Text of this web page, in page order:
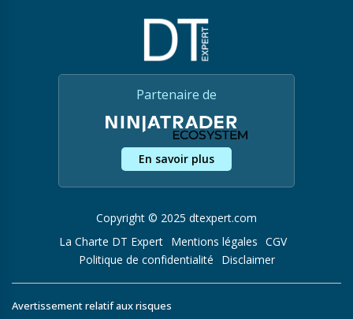
Partenaire de
En savoir plus
Copyright © 2025 dtexpert.com
La Charte DT Expert
Mentions légales CGV
Politique de confidentialité
Disclaimer
Avertissement relatif aux risques